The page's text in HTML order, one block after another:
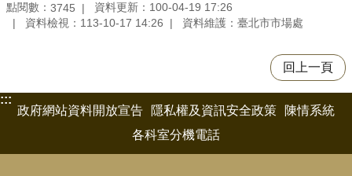
點閱數： 3745
資料更新：100-04-19 17:26
資料檢視：113-10-17 14:26
資料維護：臺北市市場處
回上一頁
:::
政府網站資料開放宣告
隱私權及資訊安全政策
陳情系統
各科室分機電話